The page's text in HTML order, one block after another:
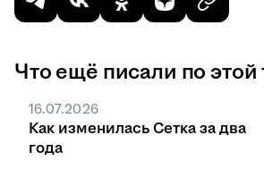
Что ещё писали по этой
16.07.2026
Как изменилась Сетка за два
года